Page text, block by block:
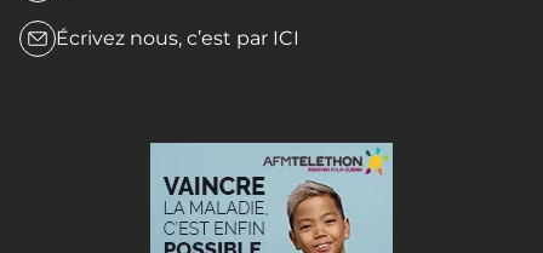
Écrivez nous, c’est par ICI